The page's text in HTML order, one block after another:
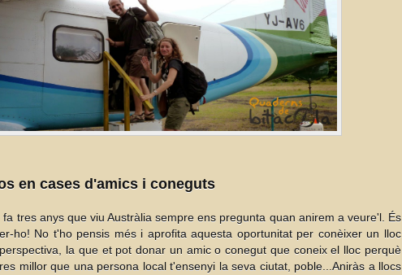
en cases d'amics i coneguts
fa tres anys que viu Austràlia sempre ens pregunta quan anirem a veure'l. És
ho! No t'ho pensis més i aprofita aquesta oportunitat per conèixer un lloc
la que et pot donar un amic o conegut que coneix el lloc perquè
millor que una persona local t'ensenyi la seva ciutat, poble...Aniràs a llocs